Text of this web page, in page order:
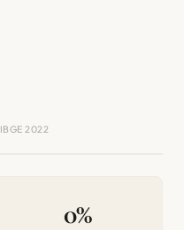
IBGE 2022
0%